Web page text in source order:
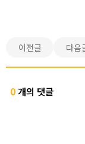
이전글 다음
0개의 댓글